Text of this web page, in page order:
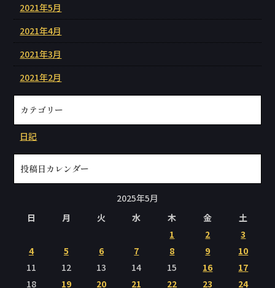
2021年5月
2021年4月
2021年3月
2021年2月
カテゴリー
日記
投稿日カレンダー
2025年5月
日
月 火 水 木 金
土
1
2
3
4
5 6 7 8 9
10
11
12 13 14 15 16
17
18
19 20 21 22 23 24